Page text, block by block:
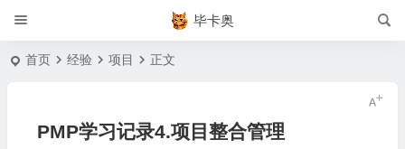
毕卡奥
首页 经验 项目 正文
PMP学习记录4.项目整合管理